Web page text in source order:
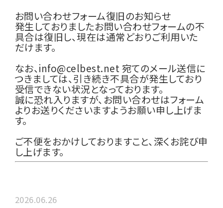
お問い合わせフォーム復旧のお知らせ
発生しておりましたお問い合わせフォームの不
具合は復旧し、現在は通常どおりご利用いた
だけます。
なお、info@celbest.net 宛てのメール送信に
つきましては、引き続き不具合が発生しており
受信できない状況となっております。
誠に恐れ入りますが、お問い合わせはフォーム
よりお送りくださいますようお願い申し上げま
す。
ご不便をおかけしておりますこと、深くお詫び申
し上げます。
2026.06.26